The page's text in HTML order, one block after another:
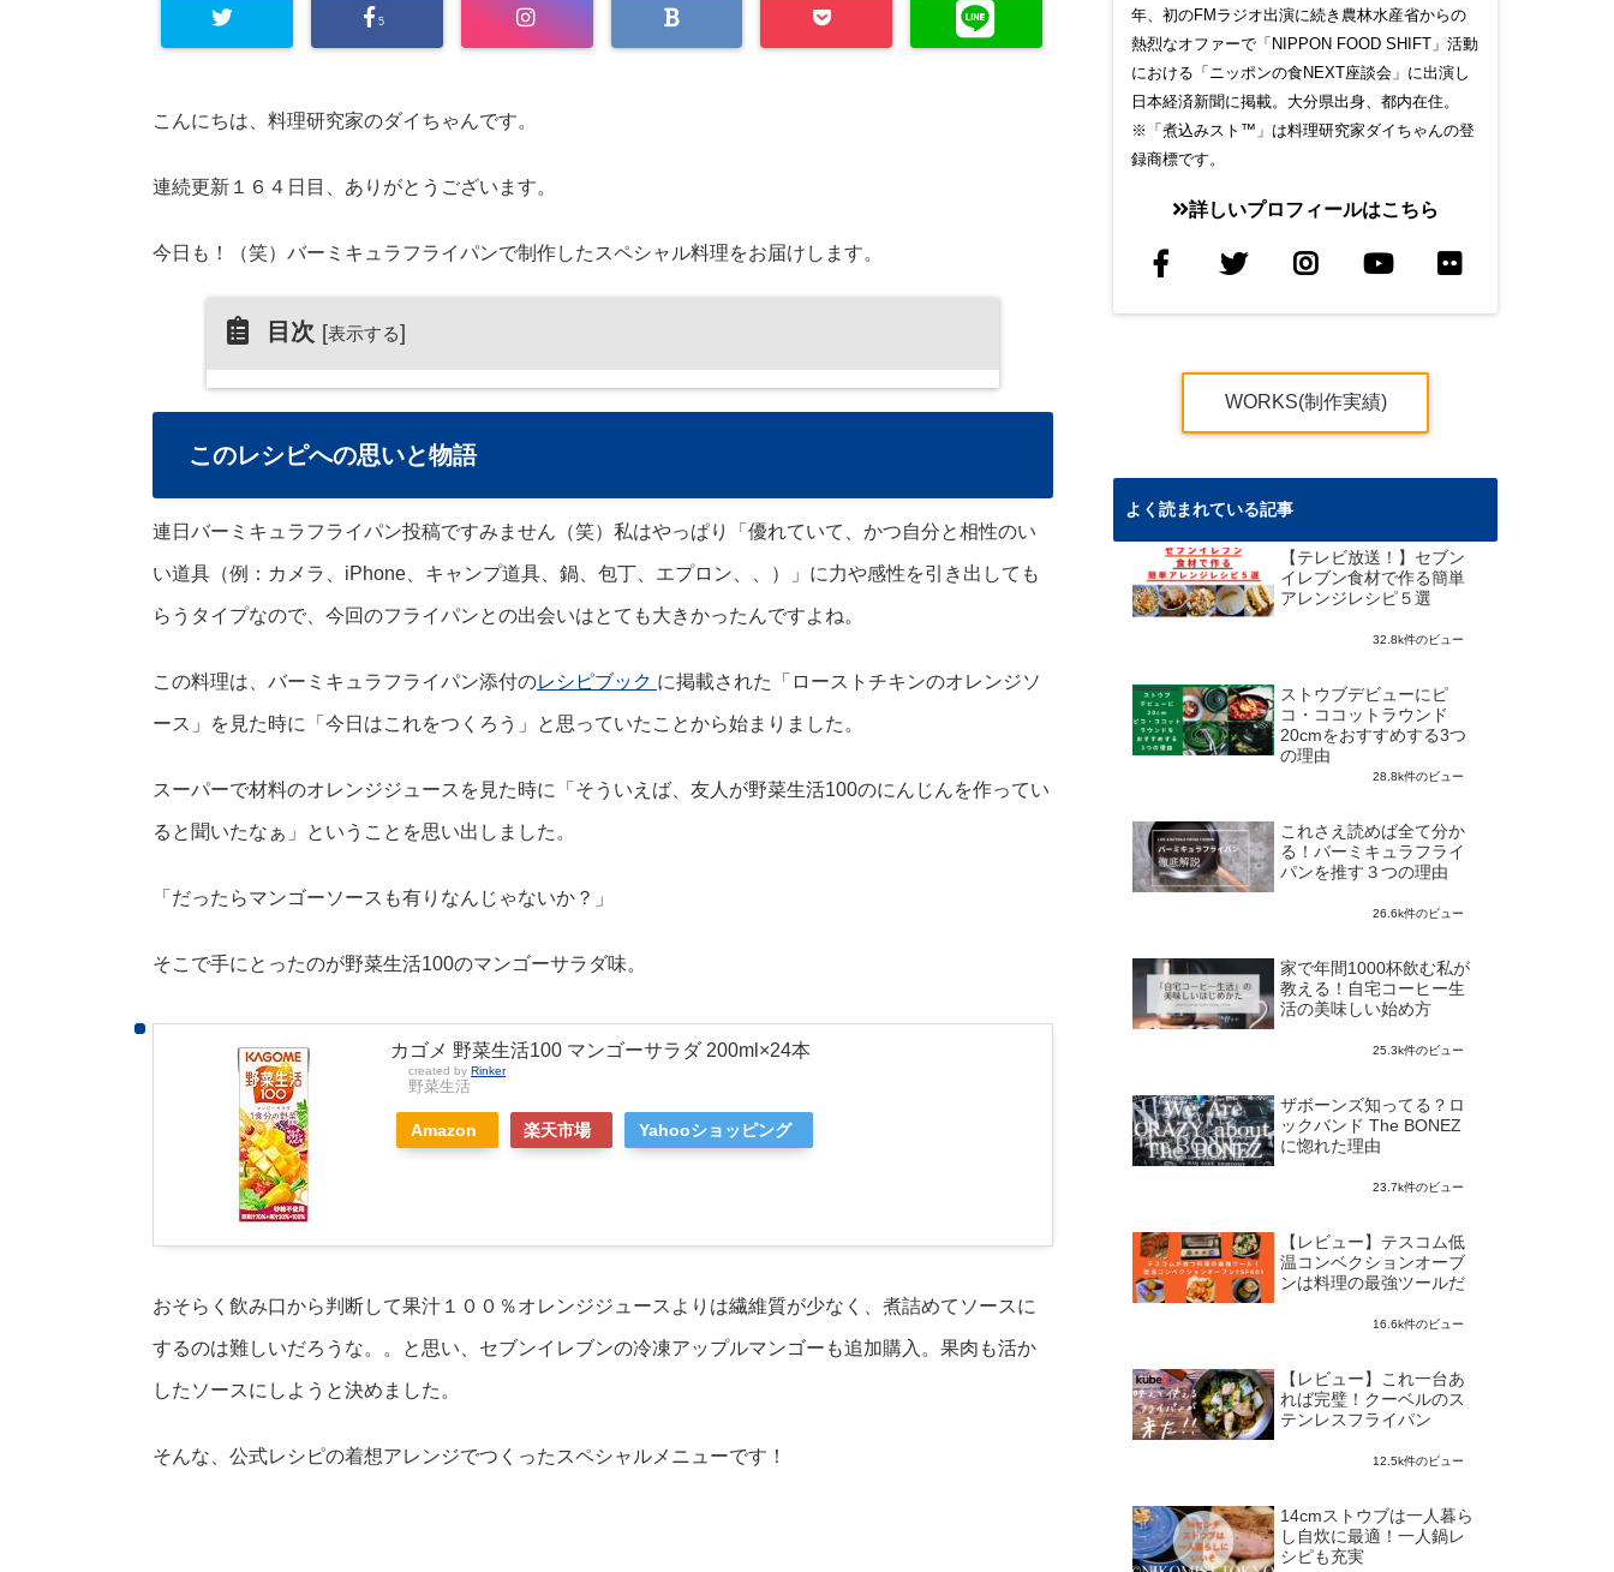
5
こんにちは、料理研究家のダイちゃんです。
連続更新１６４日目、ありがとうございます。
今日も！（笑）バーミキュラフライパンで制作したスペシャル料理をお届けします。
目次 [表示する]
このレシピへの思いと物語
連日バーミキュラフライパン投稿ですみません（笑）私はやっぱり「優れていて、かつ自分と相性のい
い道具（例：カメラ、iPhone、キャンプ道具、鍋、包丁、エプロン、、）」に力や感性を引き出しても
らうタイプなので、今回のフライパンとの出会いはとても大きかったんですよね。
この料理は、バーミキュラフライパン添付のレシピブック に掲載された「ローストチキンのオレンジソ
ース」を見た時に「今日はこれをつくろう」と思っていたことから始まりました。
スーパーで材料のオレンジジュースを見た時に「そういえば、友人が野菜生活100のにんじんを作ってい
ると聞いたなぁ」ということを思い出しました。
「だったらマンゴーソースも有りなんじゃないか？」
そこで手にとったのが野菜生活100のマンゴーサラダ味。
カゴメ 野菜生活100 マンゴーサラダ 200ml×24本
created by Rinker
野菜生活
Amazon 楽天市場 Yahooショッピング
おそらく飲み口から判断して果汁１００％オレンジジュースよりは繊維質が少なく、煮詰めてソースに
するのは難しいだろうな。。と思い、セブンイレブンの冷凍アップルマンゴーも追加購入。果肉も活か
したソースにしようと決めました。
そんな、公式レシピの着想アレンジでつくったスペシャルメニューです！
年、初のFMラジオ出演に続き農林水産省からの
熱烈なオファーで「NIPPON FOOD SHIFT」活動
における「ニッポンの食NEXT座談会」に出演し
日本経済新聞に掲載。大分県出身、都内在住。
※「煮込みスト™」は料理研究家ダイちゃんの登
録商標です。
詳しいプロフィールはこちら
WORKS(制作実績)
よく読まれている記事
【テレビ放送！】セブン
イレブン食材で作る簡単
アレンジレシピ５選
32.8k件のビュー
ストウブデビューにピ
コ・ココットラウンド
20cmをおすすめする3つ
の理由
28.8k件のビュー
これさえ読めば全て分か
る！バーミキュラフライ
パンを推す３つの理由
26.6k件のビュー
家で年間1000杯飲む私が
教える！自宅コーヒー生
活の美味しい始め方
25.3k件のビュー
ザボーンズ知ってる？ロ
ックバンド The BONEZ
に惚れた理由
23.7k件のビュー
【レビュー】テスコム低
温コンベクションオーブ
ンは料理の最強ツールだ
16.6k件のビュー
【レビュー】これ一台あ
れば完璧！クーベルのス
テンレスフライパン
12.5k件のビュー
14cmストウブは一人暮ら
し自炊に最適！一人鍋レ
シピも充実